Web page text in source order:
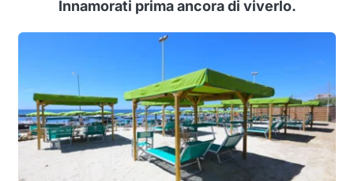
Innamorati prima ancora di viverlo.